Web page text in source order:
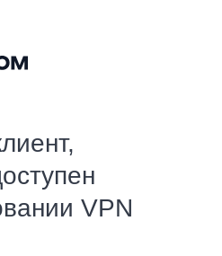
VPN